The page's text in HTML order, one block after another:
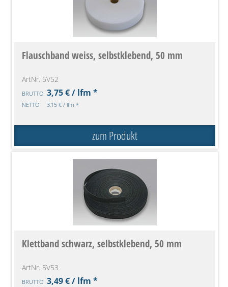
Flauschband weiss, selbstklebend, 50 mm
ArtNr. 5V52
BRUTTO 3,75 € / lfm *
NETTO 3,15 € / lfm *
zum Produkt
Klettband schwarz, selbstklebend, 50 mm
ArtNr. 5V53
BRUTTO 3,49 € / lfm *